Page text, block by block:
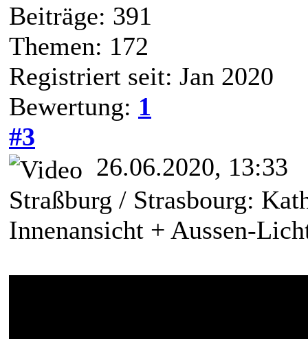
Beiträge: 391
Themen: 172
Registriert seit: Jan 2020
Bewertung: 1
#3
26.06.2020, 13:33
Straßburg / Strasbourg:
Innenansicht + Aussen-